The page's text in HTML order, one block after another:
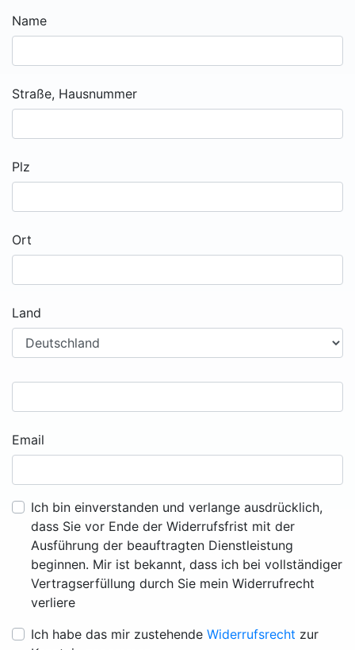
Name
Straße, Hausnummer
Plz
Ort
Land
Email
Ich bin einverstanden und verlange ausdrücklich,
dass Sie vor Ende der Widerrufsfrist mit der
Ausführung der beauftragten Dienstleistung
beginnen. Mir ist bekannt, dass ich bei vollständiger
Vertragserfüllung durch Sie mein Widerrufrecht
verliere
Ich habe das mir zustehende Widerrufsrecht zur